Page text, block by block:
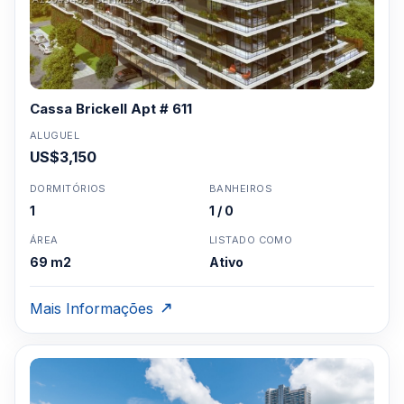
Cassa Brickell Apt # 611
ALUGUEL
US$3,150
DORMITÓRIOS
1
BANHEIROS
1 / 0
ÁREA
69 m2
LISTADO COMO
Ativo
Mais Informações